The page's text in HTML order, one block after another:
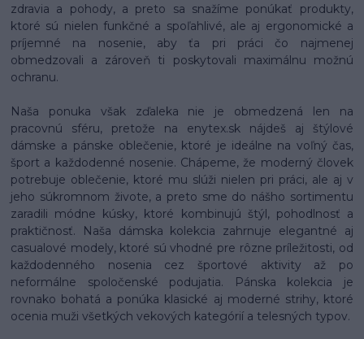
zdravia a pohody, a preto sa snažíme ponúkať produkty,
ktoré sú nielen funkčné a spoľahlivé, ale aj ergonomické a
príjemné na nosenie, aby ťa pri práci čo najmenej
obmedzovali a zároveň ti poskytovali maximálnu možnú
ochranu.
Naša ponuka však zďaleka nie je obmedzená len na
pracovnú sféru, pretože na enytex.sk nájdeš aj štýlové
dámske a pánske oblečenie, ktoré je ideálne na voľný čas,
šport a každodenné nosenie. Chápeme, že moderný človek
potrebuje oblečenie, ktoré mu slúži nielen pri práci, ale aj v
jeho súkromnom živote, a preto sme do nášho sortimentu
zaradili módne kúsky, ktoré kombinujú štýl, pohodlnosť a
praktičnosť. Naša dámska kolekcia zahrnuje elegantné aj
casualové modely, ktoré sú vhodné pre rôzne príležitosti, od
každodenného nosenia cez športové aktivity až po
neformálne spoločenské podujatia. Pánska kolekcia je
rovnako bohatá a ponúka klasické aj moderné strihy, ktoré
ocenia muži všetkých vekových kategórií a telesných typov.